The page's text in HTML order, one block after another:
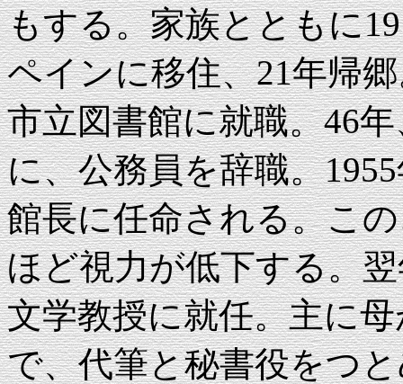
もする。家族とともに
ペインに移住、21年帰
市立図書館に就職。46
に、公務員を辞職。
館長に任命される。こ
ほど視力が低下する。
文学教授に就任。主に
で、代筆と秘書役をつ